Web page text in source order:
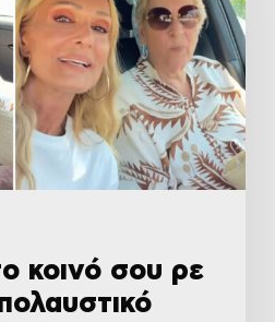
κοινό σου ρε